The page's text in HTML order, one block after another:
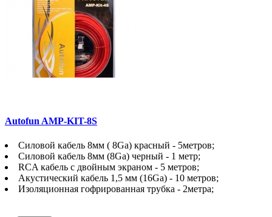
Autofun AMP-KIT-8S
Силовой кабель 8мм ( 8Ga) красный - 5метров;
Силовой кабель 8мм (8Ga) черный - 1 метр;
RCA кабель с двойным экраном - 5 метров;
Акустический кабель 1,5 мм (16Ga) - 10 метров;
Изоляционная гофрированная трубка - 2метра;